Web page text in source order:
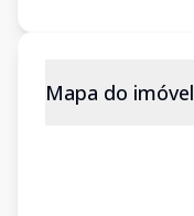
Mapa do imóvel